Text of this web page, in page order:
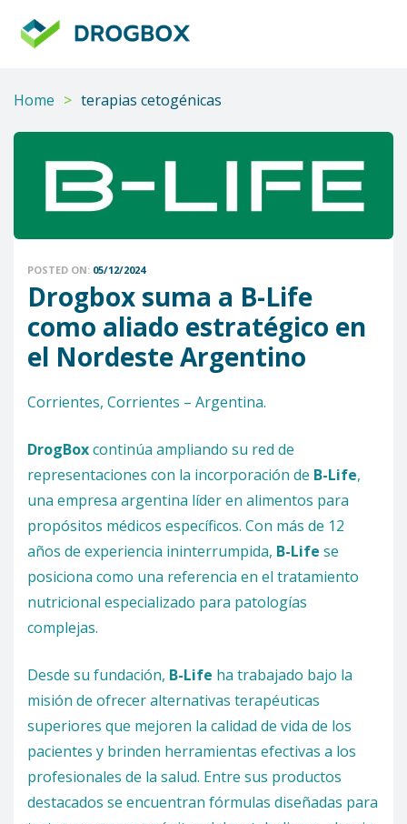
Home > terapias cetogénicas
POSTED ON: 05/12/2024
Drogbox suma a B-Life
como aliado estratégico en
el Nordeste Argentino
Corrientes, Corrientes – Argentina.
DrogBoxcontinúa ampliando su red de
representaciones con la incorporación de B-Life,
una empresa argentina líder en alimentos para
propósitos médicos específicos. Con más de 12
años de experiencia ininterrumpida, B-Life se
posiciona como una referencia en el tratamiento
nutricional especializado para patologías
complejas.
Desde su fundación, B-Life ha trabajado bajo la
misión de ofrecer alternativas terapéuticas
superiores que mejoren la calidad de vida de los
pacientes y brinden herramientas efectivas a los
profesionales de la salud. Entre sus productos
destacados se encuentran fórmulas diseñadas para